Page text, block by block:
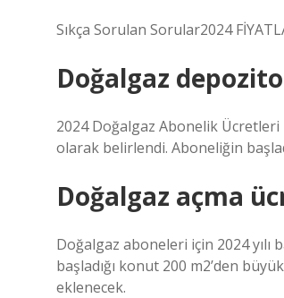
Sıkça Sorulan Sorular2024
Doğalgaz
2024 Doğalgaz Abonelik Ücretleri
olarak belirlendi. Aboneliğin
Doğalgaz açma
Doğalgaz aboneleri için 2024 yılı
başladığı konut 200 m2’den
eklenecek.